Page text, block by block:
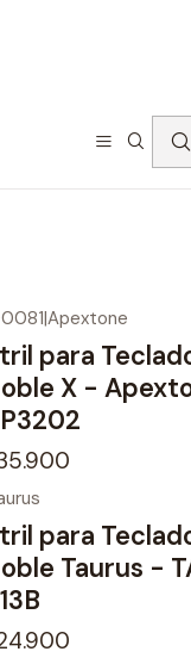
|Apextone
para
X -
para
Taurus -